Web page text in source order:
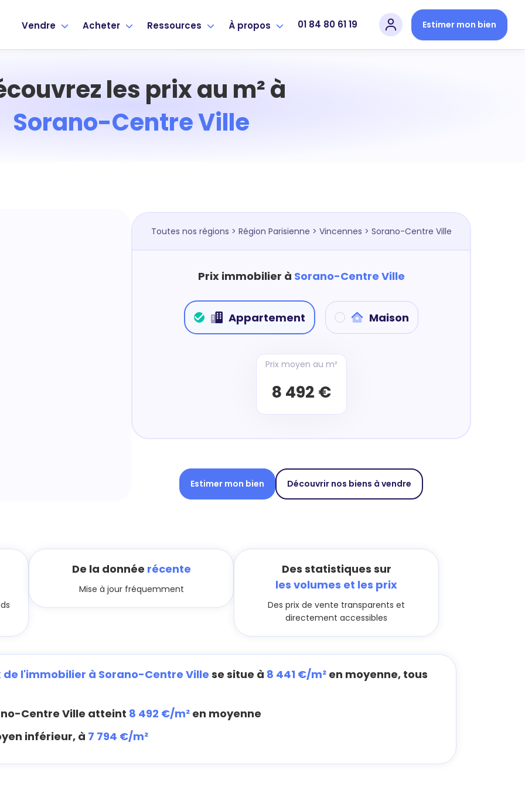
Vendre Acheter Ressources À propos 01 84 80 61 19 Estimer mon bien
les prix au m² à
Sorano-Centre Ville
Toutes nos régions > Région Parisienne > Vincennes > Sorano-Centre Ville
Prix immobilier à Sorano-Centre Ville
Appartement Maison
Prix moyen au m²
8 492 €
Estimer mon bien Découvrir nos biens à vendre
De la donnée récente
Mise à jour fréquemment
Des statistiques sur
les volumes et les prix
Des prix de vente transparents et
directement accessibles
de l'immobilier à Sorano-Centre Ville se situe à 8 441 €/m² en moyenne, tous
Centre Ville atteint 8 492 €/m² en moyenne
inférieur, à 7 794 €/m²